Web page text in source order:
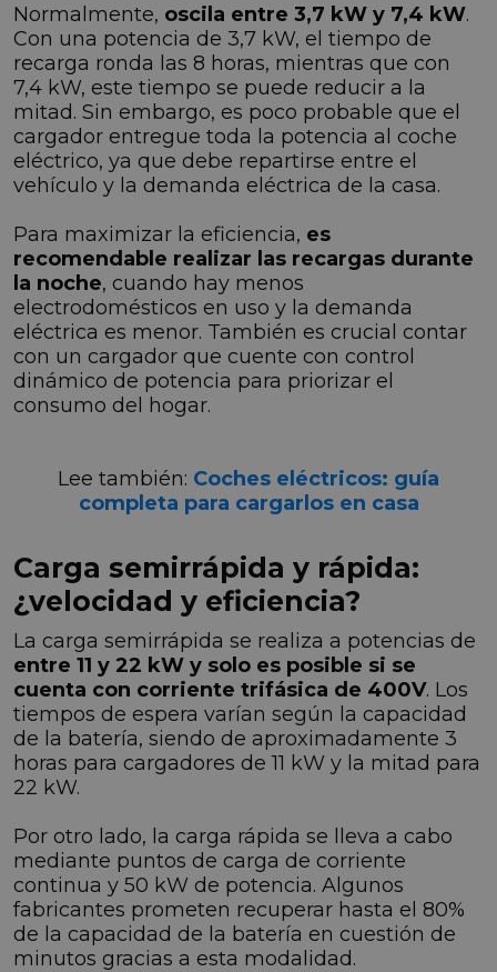
Normalmente, oscila entre 3,7 kW y 7,4 kW.
Con una potencia de 3,7 kW, el tiempo de
recarga ronda las 8 horas, mientras que con
7,4 kW, este tiempo se puede reducir a la
mitad. Sin embargo, es poco probable que el
cargador entregue toda la potencia al coche
eléctrico, ya que debe repartirse entre el
vehículo y la demanda eléctrica de la casa.
Para maximizar la eficiencia, es
recomendable realizar las recargas durante
la noche, cuando hay menos
electrodomésticos en uso y la demanda
eléctrica es menor. También es crucial contar
con un cargador que cuente con control
dinámico de potencia para priorizar el
consumo del hogar.
Lee también: Coches eléctricos: guía
completa para cargarlos en casa
Carga semirrápida y rápida:
¿velocidad y eficiencia?
La carga semirrápida se realiza a potencias de
entre 11 y 22 kW y solo es posible si se
cuenta con corriente trifásica de 400V. Los
tiempos de espera varían según la capacidad
de la batería, siendo de aproximadamente 3
horas para cargadores de 11 kW y la mitad para
22 kW.
Por otro lado, la carga rápida se lleva a cabo
mediante puntos de carga de corriente
continua y 50 kW de potencia. Algunos
fabricantes prometen recuperar hasta el 80%
de la capacidad de la batería en cuestión de
minutos gracias a esta modalidad.